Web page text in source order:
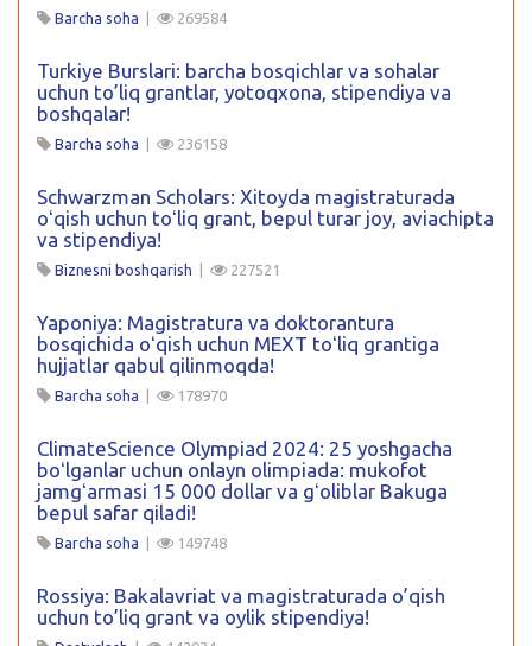
Barcha soha | 269584
Turkiye Burslari: barcha bosqichlar va sohalar
uchun to’liq grantlar, yotoqxona, stipendiya va
boshqalar!
Barcha soha | 236158
Schwarzman Scholars: Xitoyda magistraturada
oʻqish uchun toʻliq grant, bepul turar joy, aviachipta
va stipendiya!
Biznesni boshqarish | 227521
Yaponiya: Magistratura va doktorantura
bosqichida oʻqish uchun MEXT toʻliq grantiga
hujjatlar qabul qilinmoqda!
Barcha soha | 178970
ClimateScience Olympiad 2024: 25 yoshgacha
boʻlganlar uchun onlayn olimpiada: mukofot
jamgʻarmasi 15 000 dollar va gʻoliblar Bakuga
bepul safar qiladi!
Barcha soha | 149748
Rossiya: Bakalavriat va magistraturada o’qish
uchun to’liq grant va oylik stipendiya!